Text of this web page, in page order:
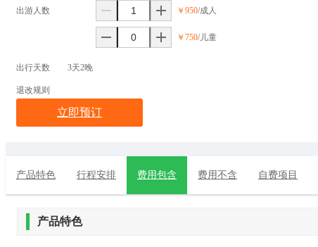
出游人数 ￥950/成人
￥750/儿童
出行天数 3天2晚
退改规则
立即预订
产品特色 行程安排 费用包含 费用不含 自费项目
产品特色